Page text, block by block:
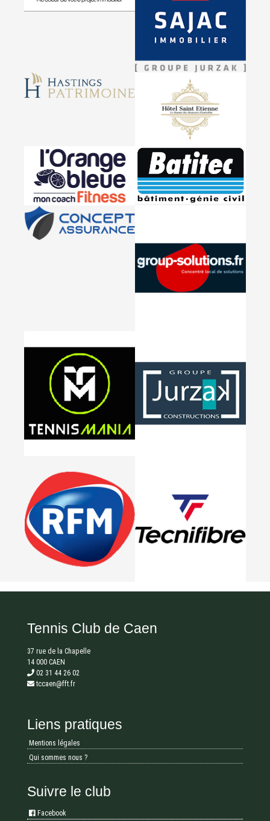
Tennis Club de Caen
37 rue de la Chapelle
14 000 CAEN
02 31 44 26 02
tccaen@fft.fr
Liens pratiques
Mentions légales
Qui sommes nous ?
Suivre le club
Facebook